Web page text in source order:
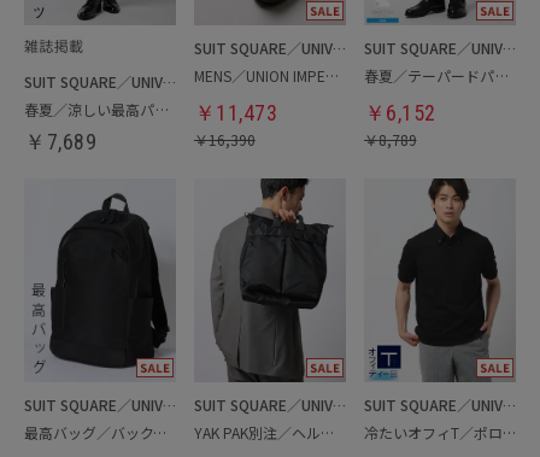
SUIT SQUARE／UNIVERSAL LANGUAGE
春夏／涼しい最高パンツ
￥ 7,689
SUIT SQUARE／UNIVERSAL LANGUAGE
MENS／UNION IMPERIAL監修／コインローファー
￥ 11,473
￥16,390
SUIT SQUARE／UNIVERSAL LANGUAGE
春夏／テーパードパンツ
￥ 6,152
￥8,789
SUIT SQUARE／UNIVERSAL LANGUAGE
最高バッグ／バックパック
SUIT SQUARE／UNIVERSAL LANGUAGE
YAK PAK別注／ヘルメットバッグ
SUIT SQUARE／UNIVERSAL LANGUAGE
冷たいオフィT／ポロシャツ